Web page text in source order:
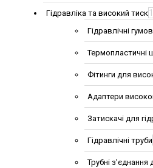
Гідравліка та високий тиск
Гідравлічні
Термопластичні
Фітинги для
Адаптери
Затискачі для
Гідравлічні труби
Трубні з'єднання